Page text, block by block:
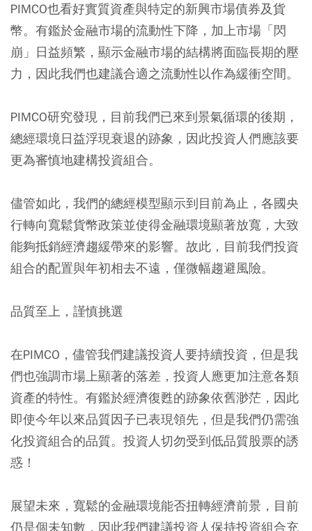
PIMCO也看好實質資產與特定的新興市場債券及貨
幣。有鑑於金融市場的流動性下降，加上市場「閃
崩」日益頻繁，顯示金融市場的結構將面臨長期的壓
力，因此我們也建議合適之流動性以作為緩衝空間。
PIMCO研究發現，目前我們已來到景氣循環的後期，
總經環境日益浮現衰退的跡象，因此投資人們應該要
更為審慎地建構投資組合。
儘管如此， 我們的總經模型顯示到目前為止，各國央
行轉向寬鬆貨幣政策並使得金融環境顯著放寬，大致
能夠抵銷經濟趨緩帶來的影響。 故此，目前我們投資
組合的配置與年初相去不遠，僅微幅趨避風險。
品質至上，謹慎挑選
在PIMCO，儘管我們建議投資人要持續投資，但是我
們也強調市場上顯著的落差，投資人應更加注意各類
資產的特性。有鑑於經濟復甦的跡象依舊渺茫，因此
即使今年以來品質因子已表現領先，但是我們仍需強
化投資組合的品質。 投資人切勿受到低品質股票的誘
惑！
展望未來，寬鬆的金融環境能否扭轉經濟前景，目前
仍是個未知數，因此我們建議投資人保持投資組合充